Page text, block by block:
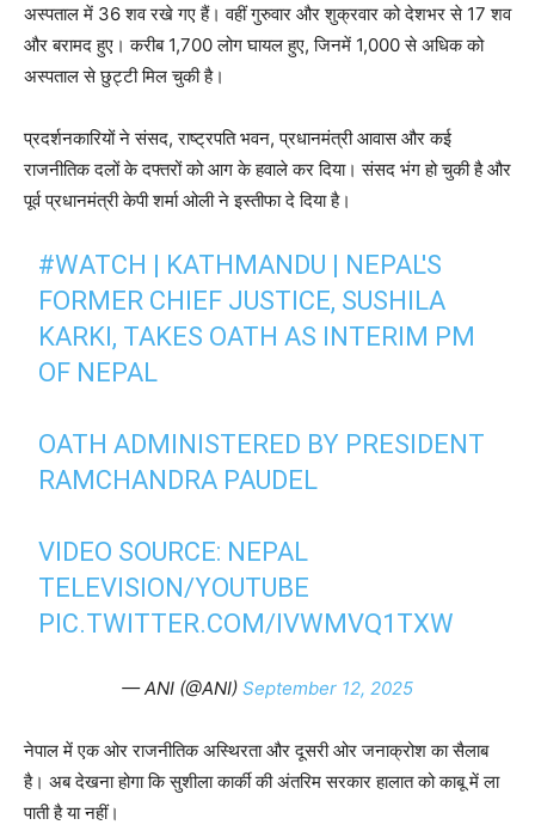
अस्पताल में 36 शव रखे गए हैं। वहीं गुरुवार और शुक्रवार को देशभर से 17 शव
और बरामद हुए। करीब 1,700 लोग घायल हुए, जिनमें 1,000 से अधिक को
अस्पताल से छुट्टी मिल चुकी है।
प्रदर्शनकारियों ने संसद, राष्ट्रपति भवन, प्रधानमंत्री आवास और कई
राजनीतिक दलों के दफ्तरों को आग के हवाले कर दिया। संसद भंग हो चुकी है और
पूर्व प्रधानमंत्री केपी शर्मा ओली ने इस्तीफा दे दिया है।
#WATCH | KATHMANDU | NEPAL'S
FORMER CHIEF JUSTICE, SUSHILA
KARKI, TAKES OATH AS INTERIM PM
OF NEPAL
OATH ADMINISTERED BY PRESIDENT
RAMCHANDRA PAUDEL
VIDEO SOURCE: NEPAL
TELEVISION/YOUTUBE
PIC.TWITTER.COM/IVWMVQ1TXW
— ANI (@ANI) September 12, 2025
नेपाल में एक ओर राजनीतिक अस्थिरता और दूसरी ओर जनाक्रोश का सैलाब
है। अब देखना होगा कि सुशीला कार्की की अंतरिम सरकार हालात को काबू में ला
पाती है या नहीं।